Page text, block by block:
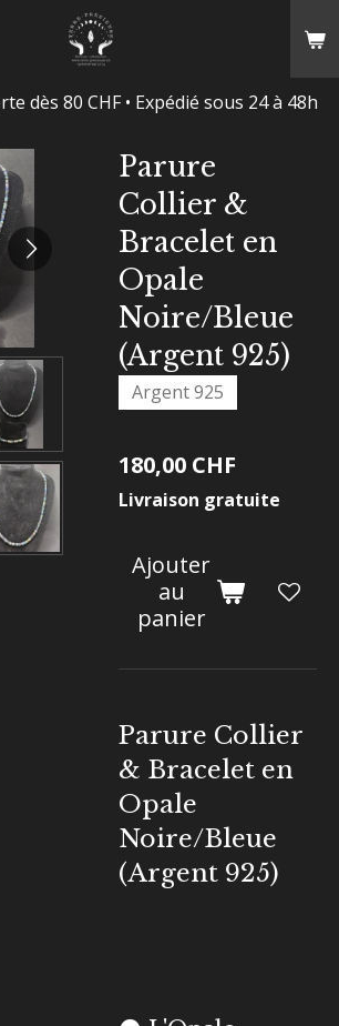
dès 80 CHF • Expédié sous 24 à 48h
Parure
Collier &
Bracelet en
Opale
Noire/Bleue
(Argent 925)
Argent 925
180,00 CHF
Livraison gratuite
Ajouter
au
panier
Parure Collier
& Bracelet en
Opale
Noire/Bleue
(Argent 925)